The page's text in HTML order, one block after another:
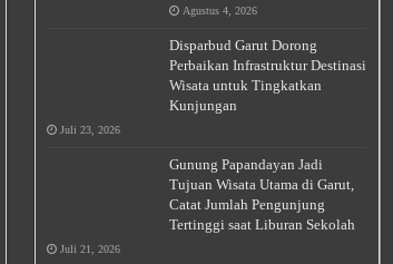
Agustus 4, 2026
Disparbud Garut Dorong
Perbaikan Infrastruktur Destinasi
Wisata untuk Tingkatkan
Kunjungan
Juli 23, 2026
Gunung Papandayan Jadi
Tujuan Wisata Utama di Garut,
Catat Jumlah Pengunjung
Tertinggi saat Liburan Sekolah
Juli 21, 2026